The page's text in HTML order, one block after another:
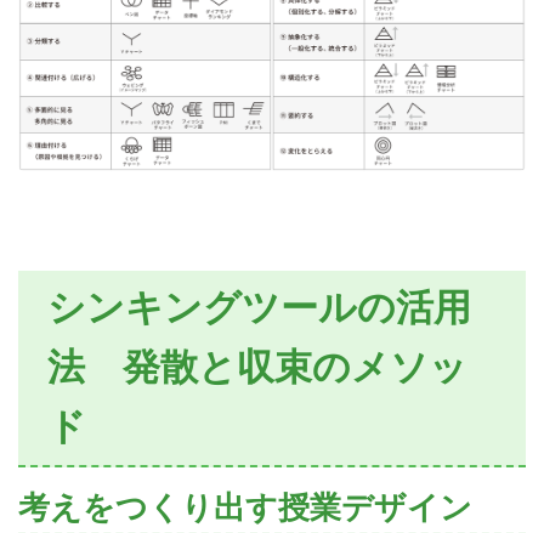
シンキングツールの活用
法 発散と収束のメソッ
ド
考えをつくり出す授業デザイン